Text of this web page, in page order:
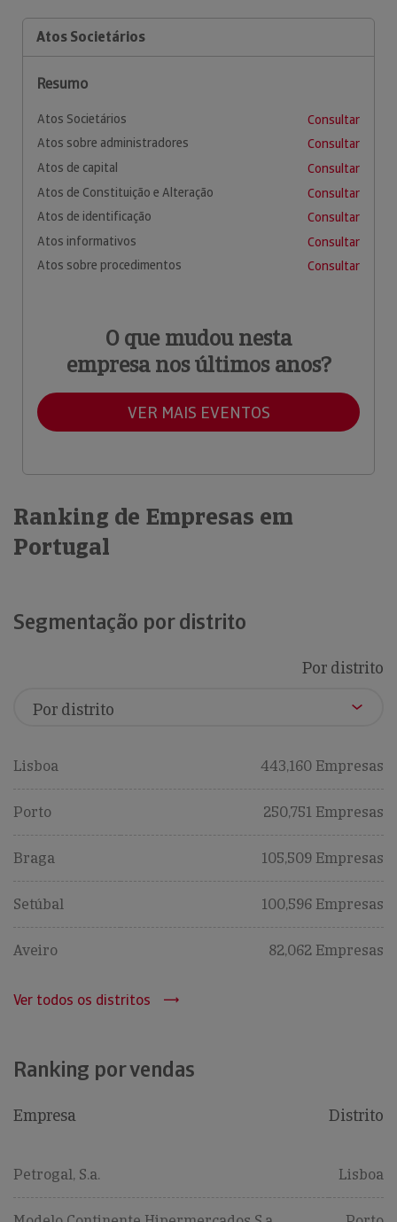
Atos Societários
Resumo
Atos Societários
Consultar
Atos sobre administradores
Consultar
Atos de capital
Consultar
Atos de Constituição e Alteração
Consultar
Atos de identificação
Consultar
Atos informativos
Consultar
Atos sobre procedimentos
Consultar
O que mudou nesta
empresa nos últimos anos?
VER MAIS EVENTOS
Ranking de Empresas em
Portugal
Segmentação por distrito
Por distrito
Lisboa 443,160 Empresas
Porto 250,751 Empresas
Braga 105,509 Empresas
Setúbal 100,596 Empresas
Aveiro 82,062 Empresas
Ver todos os distritos
Ranking por vendas
Empresa Distrito
Petrogal, S.a. Lisboa